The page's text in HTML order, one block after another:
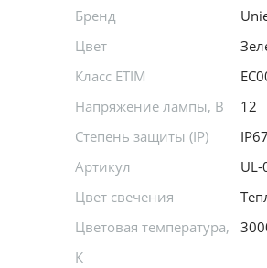
Бренд
Цвет
Класс ETIM
Напряжение лампы, В
12
Степень защиты (IP)
IP67
Артикул
Цвет свечения
Цветовая температура,
К